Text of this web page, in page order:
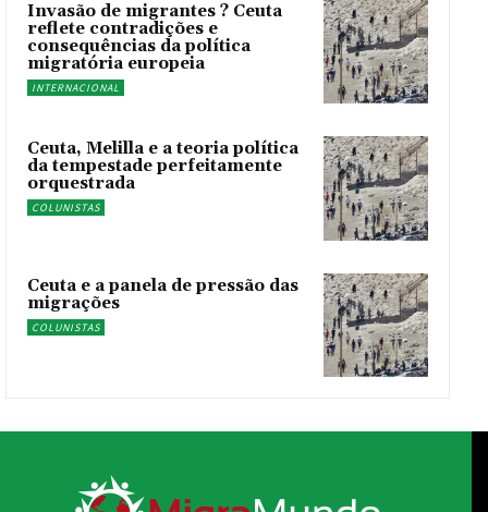
Invasão de migrantes ? Ceuta
reflete contradições e
consequências da política
migratória europeia
INTERNACIONAL
Ceuta, Melilla e a teoria política
da tempestade perfeitamente
orquestrada
COLUNISTAS
Ceuta e a panela de pressão das
migrações
COLUNISTAS